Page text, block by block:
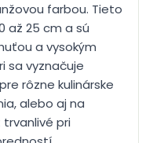
farbou. Tieto
až 25 cm a sú
a vysokým
sa vyznačuje
rôzne kulinárske
alebo aj na
trvanlivé pri